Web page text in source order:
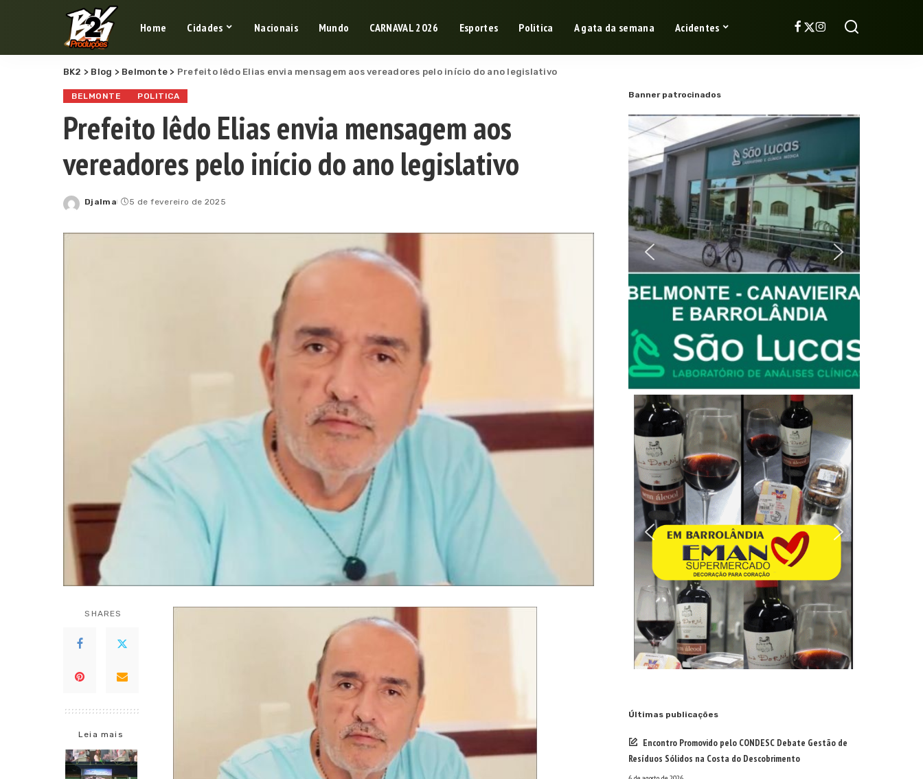
Home Cidades Nacionais Mundo CARNAVAL 2026 Esportes Politica A gata da semana Acidentes
BK2 > Blog > Belmonte > Prefeito Iêdo Elias envia mensagem aos vereadores pelo início do ano legislativo
BELMONTE POLITICA
Prefeito Iêdo Elias envia mensagem aos
vereadores pelo início do ano legislativo
Posted
Djalma 5 de fevereiro de 2025
SHARES
Leia mais
Banner patrocinados
Últimas publicações
Encontro Promovido pelo CONDESC Debate Gestão de
Resíduos Sólidos na Costa do Descobrimento